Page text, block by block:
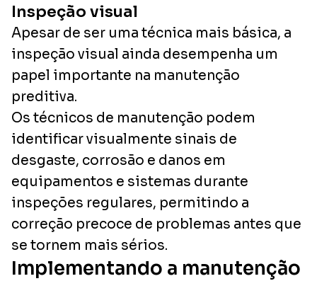
Inspeção visual
Apesar de ser uma técnica mais básica, a
inspeção visual ainda desempenha um
papel importante na manutenção
preditiva.
Os técnicos de manutenção podem
identificar visualmente sinais de
desgaste, corrosão e danos em
equipamentos e sistemas durante
inspeções regulares, permitindo a
correção precoce de problemas antes que
se tornem mais sérios.
Implementando a manutenção